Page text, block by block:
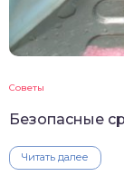
Советы
Безопасные
Читать далее